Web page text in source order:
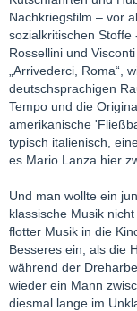
Nachkriegsfilm – vor
sozialkritischen Stoffe
Rossellini und
„Arrivederci, Roma“,
deutschsprachigen
Tempo und die
amerikanische
typisch italienisch,
es Mario Lanza hier
Und man wollte ein
klassische Musik
flotter Musik in die
Besseres ein, als die
während der
wieder ein Mann
diesmal lange im